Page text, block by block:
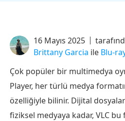
16 Mayıs 2025
Brittany Garcia ile Blu-
Çok popüler bir multimedya
Player, her türlü medya
özelliğiyle bilinir. Dijital
fiziksel medyaya kadar, VLC